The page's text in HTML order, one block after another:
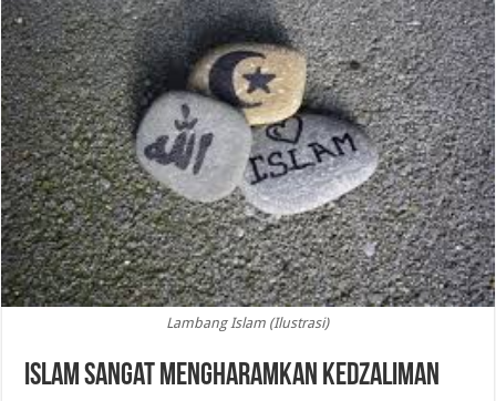
Lambang Islam (Ilustrasi)
Islam Sangat Mengharamkan Kedzaliman